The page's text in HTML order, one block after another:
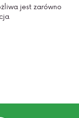
jest zarówno